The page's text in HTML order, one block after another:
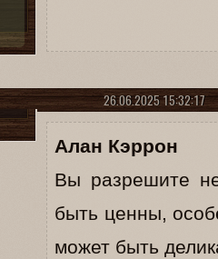
26.06.2025 15:32:17
Алан Кэррон
Вы разрешите
быть ценны,
может быть